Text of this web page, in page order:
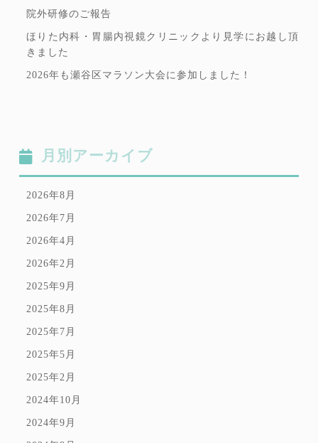
院外研修のご報告
ほりた内科・胃腸内視鏡クリニックより見学にお越し頂
きました
2026年も瀬谷区マラソン大会に参加しました！
月別アーカイブ
2026年8月
2026年7月
2026年4月
2026年2月
2025年9月
2025年8月
2025年7月
2025年5月
2025年2月
2024年10月
2024年9月